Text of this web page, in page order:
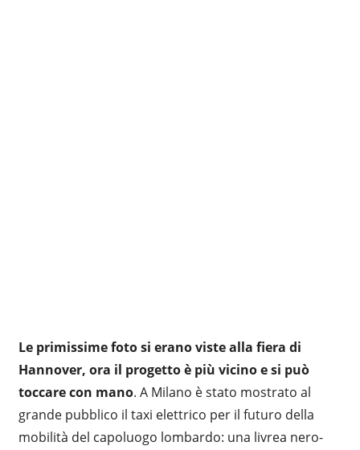
Le primissime foto si erano viste alla fiera di
Hannover, ora il progetto è più vicino e si può
toccare con mano. A Milano è stato mostrato al
grande pubblico il taxi elettrico per il futuro della
mobilità del capoluogo lombardo: una livrea nero-